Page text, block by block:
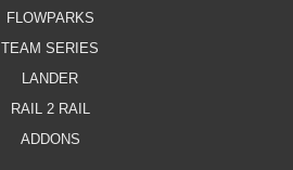
FLOWPARKS
TEAM SERIES
LANDER
RAIL 2 RAIL
ADDONS